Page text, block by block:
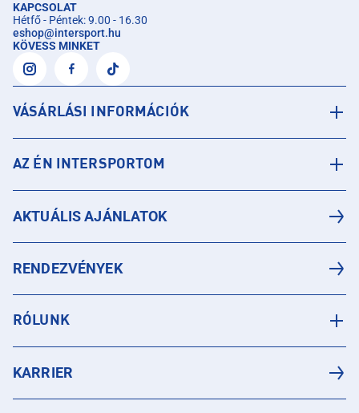
KAPCSOLAT
Hétfő - Péntek: 9.00 - 16.30
eshop@intersport.hu
KÖVESS MINKET
VÁSÁRLÁSI INFORMÁCIÓK
AZ ÉN INTERSPORTOM
AKTUÁLIS AJÁNLATOK
RENDEZVÉNYEK
RÓLUNK
KARRIER